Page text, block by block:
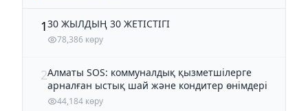
130 ЖЫЛДЫҢ 30 ЖЕТІСТІГІ
78,386 көру
2Алматы SOS: коммуналдық қызметшілерге
арналған ыстық шай және кондитер өнімдері
44,184 көру